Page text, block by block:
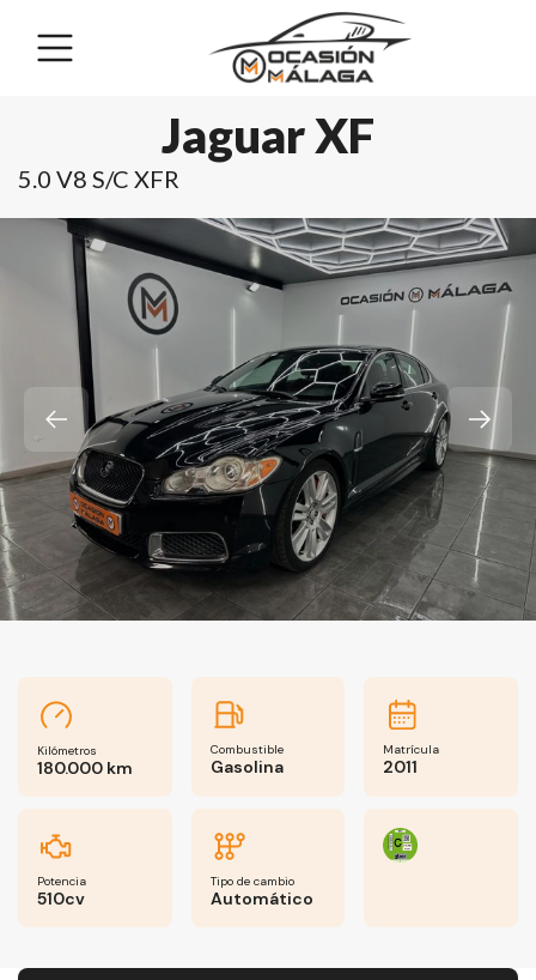
Jaguar XF
5.0 V8 S/C XFR
Kilómetros
180.000 km
Combustible
Gasolina
Matrícula
2011
Potencia
510cv
Tipo de cambio
Automático